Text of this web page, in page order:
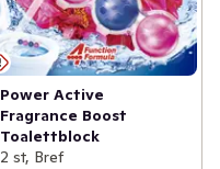
Power Active
Fragrance Boost
Toalettblock
2 st, Bref